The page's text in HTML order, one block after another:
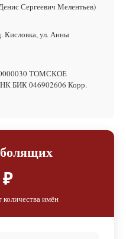
Сергеевич Мелентьев)
Кисловка, ул. Анны
ТОМСКОЕ
БИК 046902606 Корр.
количества имён